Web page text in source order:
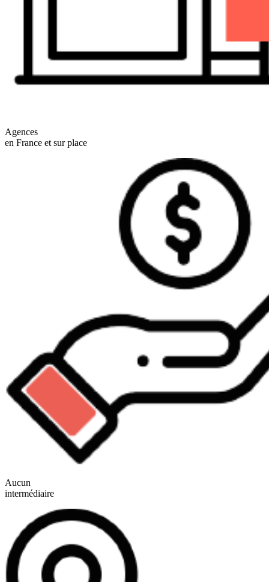
Agences
en France et sur place
Aucun
intermédiaire